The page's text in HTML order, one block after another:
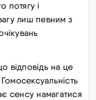
потягу і
лиш певним з
відповідь на це
сенсу намагатися